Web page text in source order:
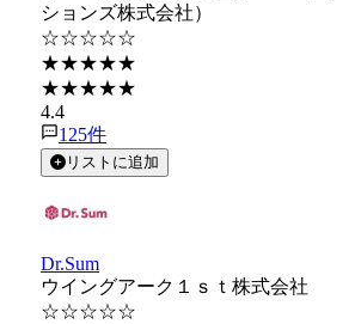
ションズ株式会社）
☆☆☆☆☆
★★★★★
★★★★★
4.4
125件
リストに追加
Dr.Sum
ウイングアーク１ｓｔ株式会社
☆☆☆☆☆